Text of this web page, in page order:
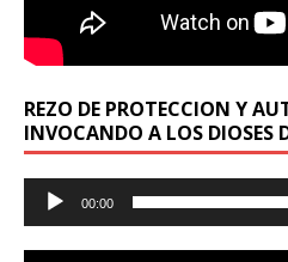
REZO DE PROTECCION Y
INVOCANDO A LOS DIOSES
Reproductor
00:00